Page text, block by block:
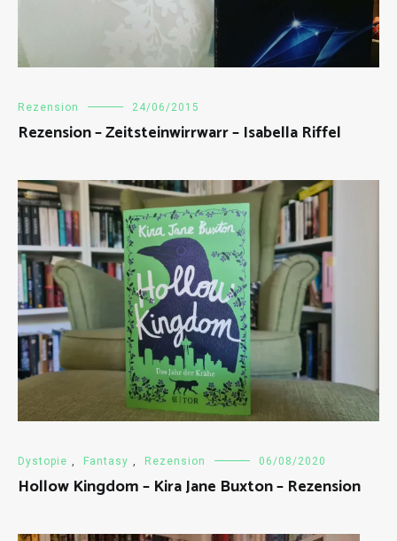
Rezension 24/06/2015
Rezension – Zeitsteinwirrwarr – Isabella Riffel
Dystopie Fantasy Rezension 06/08/2020
Hollow Kingdom – Kira Jane Buxton – Rezension